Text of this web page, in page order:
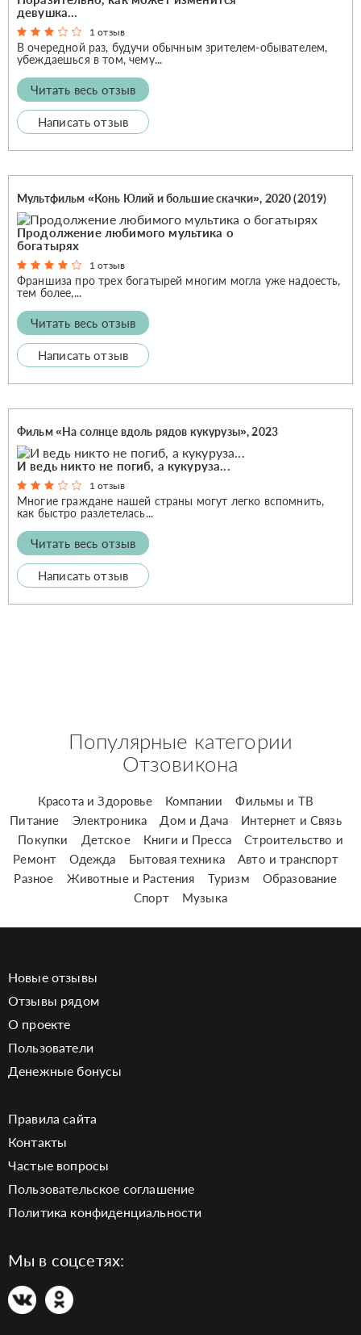
девушка...
1 отзыв
В очередной раз, будучи обычным зрителем-обывателем,
убеждаешься в том, чему...
Читать весь отзыв
Написать отзыв
Мультфильм «Конь Юлий и большие скачки», 2020 (2019)
Продолжение любимого мультика о
богатырях
1 отзыв
Франшиза про трех богатырей многим могла уже надоесть,
тем более,...
Читать весь отзыв
Написать отзыв
Фильм «На солнце вдоль рядов кукурузы», 2023
И ведь никто не погиб, а кукуруза...
1 отзыв
Многие граждане нашей страны могут легко вспомнить,
как быстро разлетелась...
Читать весь отзыв
Написать отзыв
Популярные категории
Отзовикона
Красота и Здоровье Компании
Фильмы и ТВ
Питание
Электроника Дом и Дача
Интернет и Связь
Покупки
Детское Книги и Пресса
Строительство и
Ремонт
Одежда Бытовая техника
Авто и транспорт
Разное
Животные и Растения Туризм
Образование
Спорт
Музыка
Новые отзывы
Отзывы рядом
О проекте
Пользователи
Денежные бонусы
Правила сайта
Контакты
Частые вопросы
Пользовательское соглашение
Политика конфиденциальности
Мы в соцсетях: